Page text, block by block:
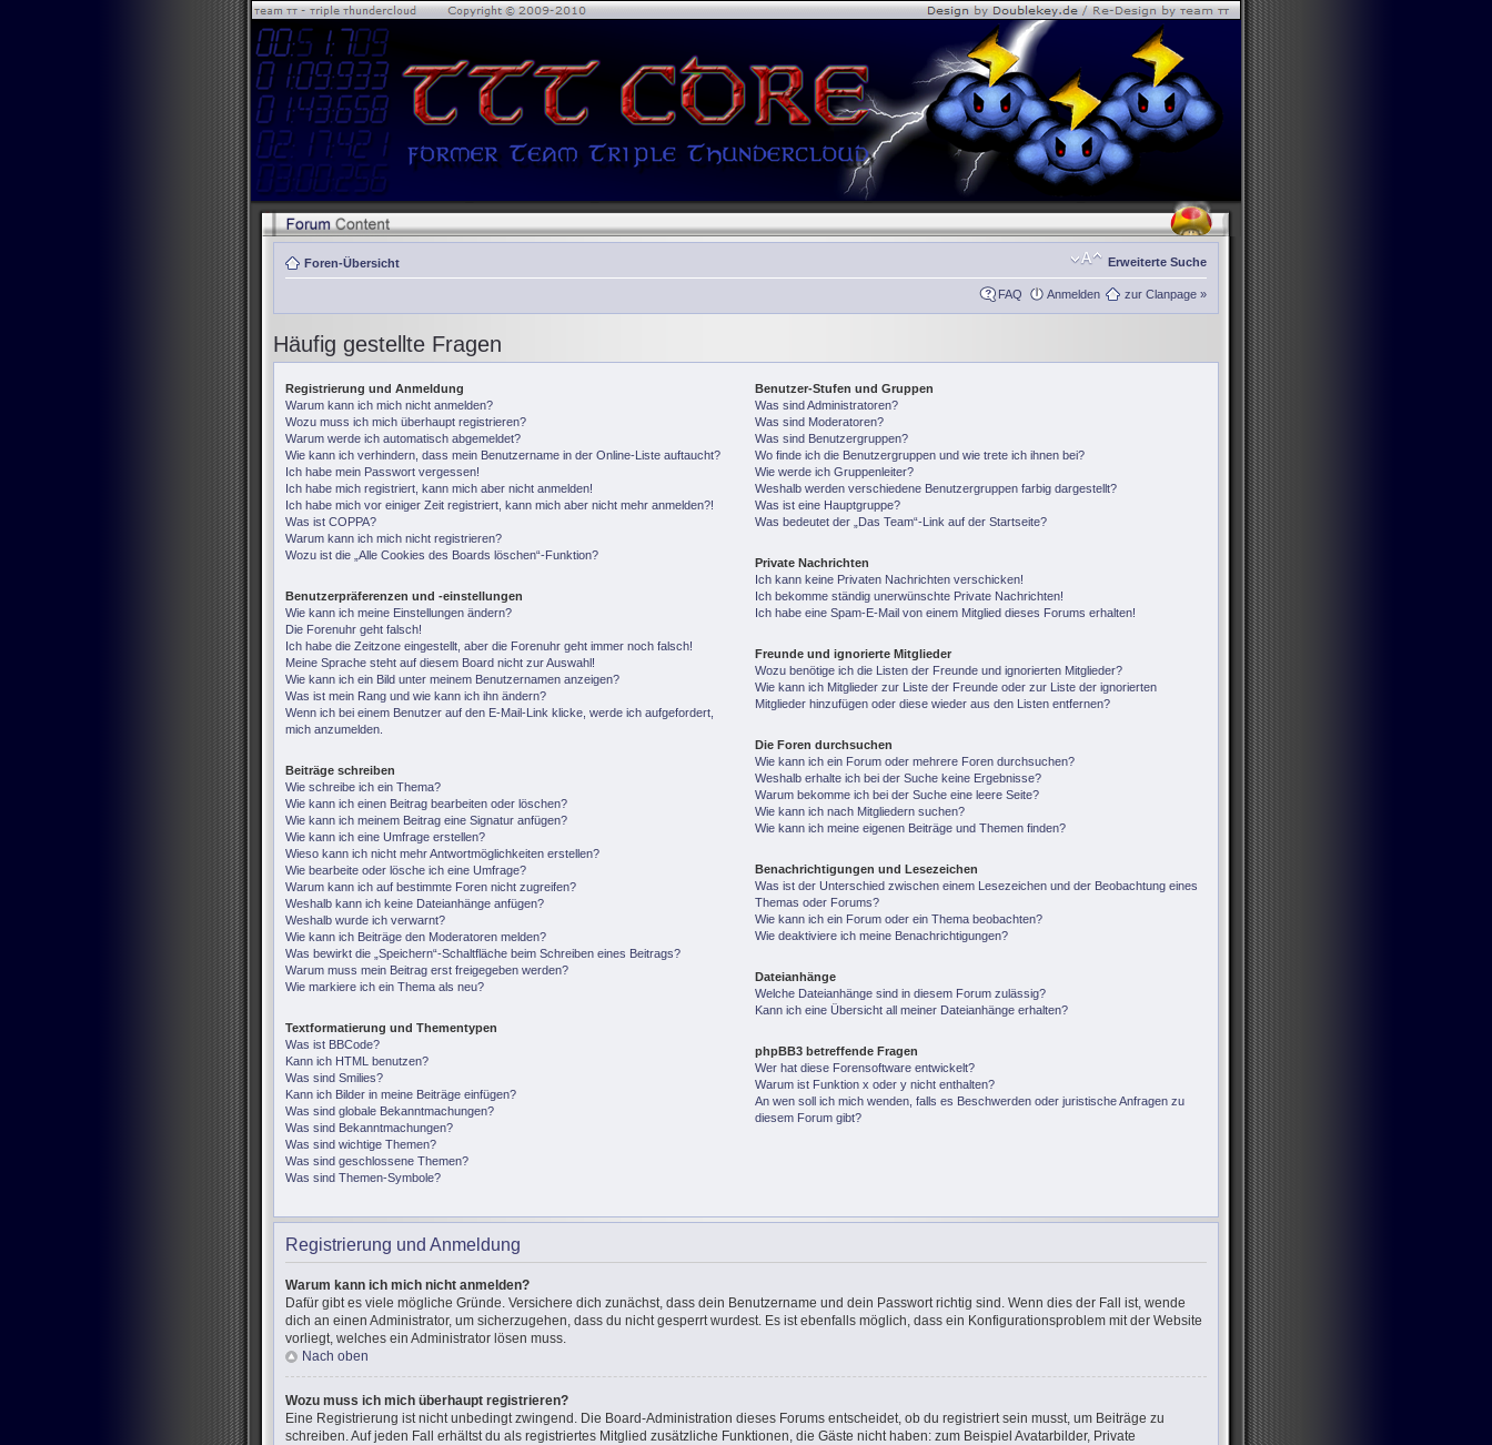
Foren-Übersicht Erweiterte Suche
FAQ Anmelden zur Clanpage »
Häufig gestellte Fragen
Registrierung und Anmeldung
Warum kann ich mich nicht anmelden?
Wozu muss ich mich überhaupt registrieren?
Warum werde ich automatisch abgemeldet?
Wie kann ich verhindern, dass mein Benutzername in der Online-Liste auftaucht?
Ich habe mein Passwort vergessen!
Ich habe mich registriert, kann mich aber nicht anmelden!
Ich habe mich vor einiger Zeit registriert, kann mich aber nicht mehr anmelden?!
Was ist COPPA?
Warum kann ich mich nicht registrieren?
Wozu ist die „Alle Cookies des Boards löschen“-Funktion?
Benutzerpräferenzen und -einstellungen
Wie kann ich meine Einstellungen ändern?
Die Forenuhr geht falsch!
Ich habe die Zeitzone eingestellt, aber die Forenuhr geht immer noch falsch!
Meine Sprache steht auf diesem Board nicht zur Auswahl!
Wie kann ich ein Bild unter meinem Benutzernamen anzeigen?
Was ist mein Rang und wie kann ich ihn ändern?
Wenn ich bei einem Benutzer auf den E-Mail-Link klicke, werde ich aufgefordert,
mich anzumelden.
Beiträge schreiben
Wie schreibe ich ein Thema?
Wie kann ich einen Beitrag bearbeiten oder löschen?
Wie kann ich meinem Beitrag eine Signatur anfügen?
Wie kann ich eine Umfrage erstellen?
Wieso kann ich nicht mehr Antwortmöglichkeiten erstellen?
Wie bearbeite oder lösche ich eine Umfrage?
Warum kann ich auf bestimmte Foren nicht zugreifen?
Weshalb kann ich keine Dateianhänge anfügen?
Weshalb wurde ich verwarnt?
Wie kann ich Beiträge den Moderatoren melden?
Was bewirkt die „Speichern“-Schaltfläche beim Schreiben eines Beitrags?
Warum muss mein Beitrag erst freigegeben werden?
Wie markiere ich ein Thema als neu?
Textformatierung und Thementypen
Was ist BBCode?
Kann ich HTML benutzen?
Was sind Smilies?
Kann ich Bilder in meine Beiträge einfügen?
Was sind globale Bekanntmachungen?
Was sind Bekanntmachungen?
Was sind wichtige Themen?
Was sind geschlossene Themen?
Was sind Themen-Symbole?
Benutzer-Stufen und Gruppen
Was sind Administratoren?
Was sind Moderatoren?
Was sind Benutzergruppen?
Wo finde ich die Benutzergruppen und wie trete ich ihnen bei?
Wie werde ich Gruppenleiter?
Weshalb werden verschiedene Benutzergruppen farbig dargestellt?
Was ist eine Hauptgruppe?
Was bedeutet der „Das Team“-Link auf der Startseite?
Private Nachrichten
Ich kann keine Privaten Nachrichten verschicken!
Ich bekomme ständig unerwünschte Private Nachrichten!
Ich habe eine Spam-E-Mail von einem Mitglied dieses Forums erhalten!
Freunde und ignorierte Mitglieder
Wozu benötige ich die Listen der Freunde und ignorierten Mitglieder?
Wie kann ich Mitglieder zur Liste der Freunde oder zur Liste der ignorierten
Mitglieder hinzufügen oder diese wieder aus den Listen entfernen?
Die Foren durchsuchen
Wie kann ich ein Forum oder mehrere Foren durchsuchen?
Weshalb erhalte ich bei der Suche keine Ergebnisse?
Warum bekomme ich bei der Suche eine leere Seite?
Wie kann ich nach Mitgliedern suchen?
Wie kann ich meine eigenen Beiträge und Themen finden?
Benachrichtigungen und Lesezeichen
Was ist der Unterschied zwischen einem Lesezeichen und der Beobachtung eines
Themas oder Forums?
Wie kann ich ein Forum oder ein Thema beobachten?
Wie deaktiviere ich meine Benachrichtigungen?
Dateianhänge
Welche Dateianhänge sind in diesem Forum zulässig?
Kann ich eine Übersicht all meiner Dateianhänge erhalten?
phpBB3 betreffende Fragen
Wer hat diese Forensoftware entwickelt?
Warum ist Funktion x oder y nicht enthalten?
An wen soll ich mich wenden, falls es Beschwerden oder juristische Anfragen zu
diesem Forum gibt?
Registrierung und Anmeldung
Warum kann ich mich nicht anmelden?
Dafür gibt es viele mögliche Gründe. Versichere dich zunächst, dass dein Benutzername und dein Passwort richtig sind. Wenn dies der Fall ist, wende
dich an einen Administrator, um sicherzugehen, dass du nicht gesperrt wurdest. Es ist ebenfalls möglich, dass ein Konfigurationsproblem mit der Website
vorliegt, welches ein Administrator lösen muss.
Nach oben
Wozu muss ich mich überhaupt registrieren?
Eine Registrierung ist nicht unbedingt zwingend. Die Board-Administration dieses Forums entscheidet, ob du registriert sein musst, um Beiträge zu
schreiben. Auf jeden Fall erhältst du als registriertes Mitglied zusätzliche Funktionen, die Gäste nicht haben: zum Beispiel Avatarbilder, Private